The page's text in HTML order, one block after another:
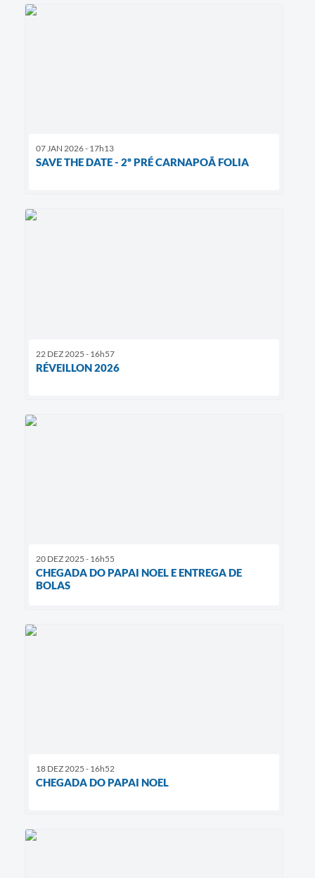
07 JAN 2026 - 17h13
SAVE THE DATE - 2º PRÉ CARNAPOÃ FOLIA
22 DEZ 2025 - 16h57
RÉVEILLON 2026
20 DEZ 2025 - 16h55
CHEGADA DO PAPAI NOEL E ENTREGA DE
BOLAS
18 DEZ 2025 - 16h52
CHEGADA DO PAPAI NOEL